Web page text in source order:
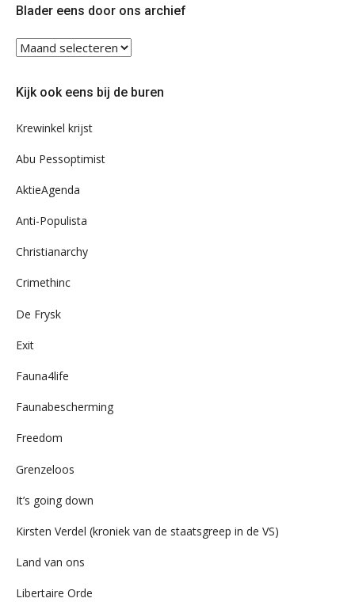
Blader eens door ons archief
Blader
eens
ons
Kijk ook eens bij de buren
Krewinkel krijst
Abu Pessoptimist
AktieAgenda
Anti-Populista
Christianarchy
Crimethinc
De Frysk
Exit
Fauna4life
Faunabescherming
Freedom
Grenzeloos
It’s going down
Kirsten Verdel (kroniek van de staatsgreep in de VS)
Land van ons
Libertaire Orde